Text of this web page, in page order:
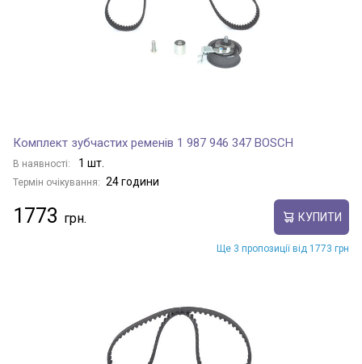
Комплект зубчастих ременів 1 987 946 347 BOSCH
В наявності: 1 шт.
Термін очікування: 24 години
1773 КУПИТИ
Ще 3 пропозиції від 1773 грн